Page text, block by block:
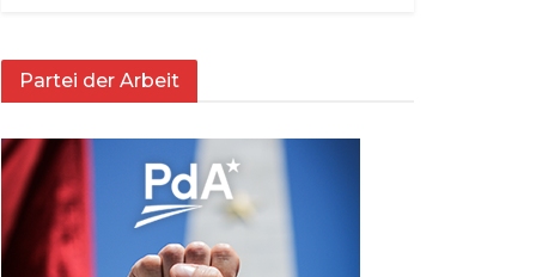
Partei der Arbeit